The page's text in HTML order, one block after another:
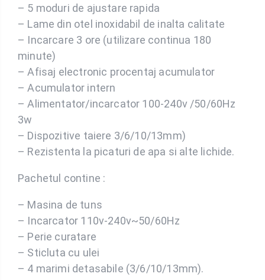
– 5 moduri de ajustare rapida
– Lame din otel inoxidabil de inalta calitate
– Incarcare 3 ore (utilizare continua 180
minute)
– Afisaj electronic procentaj acumulator
– Acumulator intern
– Alimentator/incarcator 100-240v /50/60Hz
3w
– Dispozitive taiere 3/6/10/13mm)
– Rezistenta la picaturi de apa si alte lichide.
Pachetul contine :
– Masina de tuns
– Incarcator 110v-240v~50/60Hz
– Perie curatare
– Sticluta cu ulei
– 4 marimi detasabile (3/6/10/13mm).